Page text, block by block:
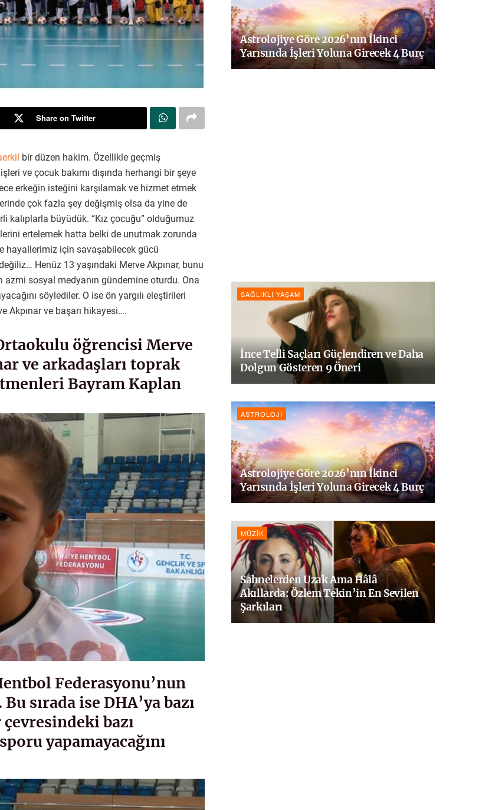
Share on Twitter
bir düzen hakim. Özellikle geçmiş
ve çocuk bakımı dışında herhangi bir şeye
erkeğin isteğini karşılamak ve hizmet etmek
çok fazla şey değişmiş olsa da yine de
kalıplarla büyüdük. “Kız çocuğu” olduğumuz
ertelemek hatta belki de unutmak zorunda
hayallerimiz için savaşabilecek gücü
Henüz 13 yaşındaki Merve Akpınar, bunu
azmi sosyal medyanın gündemine oturdu. Ona
söylediler. O ise ön yargılı eleştirileri
Akpınar ve başarı hikayesi….
öğrencisi Merve
ve arkadaşları toprak
Bayram Kaplan
Federasyonu’nun
sırada ise DHA’ya bazı
bazı
yapamayacağını
Astrolojiye Göre 2026’nın İkinci
Yarısında İşleri Yoluna Girecek 4 Burç
SAĞLIKLI YAŞAM
İnce Telli Saçları Güçlendiren ve Daha
Dolgun Gösteren 9 Öneri
ASTROLOJI
Astrolojiye Göre 2026’nın İkinci
Yarısında İşleri Yoluna Girecek 4 Burç
MÜZIK
Sahnelerden Uzak Ama Hâlâ
Akıllarda: Özlem Tekin’in En Sevilen
Şarkıları